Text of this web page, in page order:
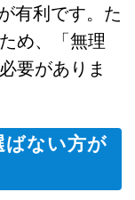
有利です。た
め、「無理
要がありま
ばない方が